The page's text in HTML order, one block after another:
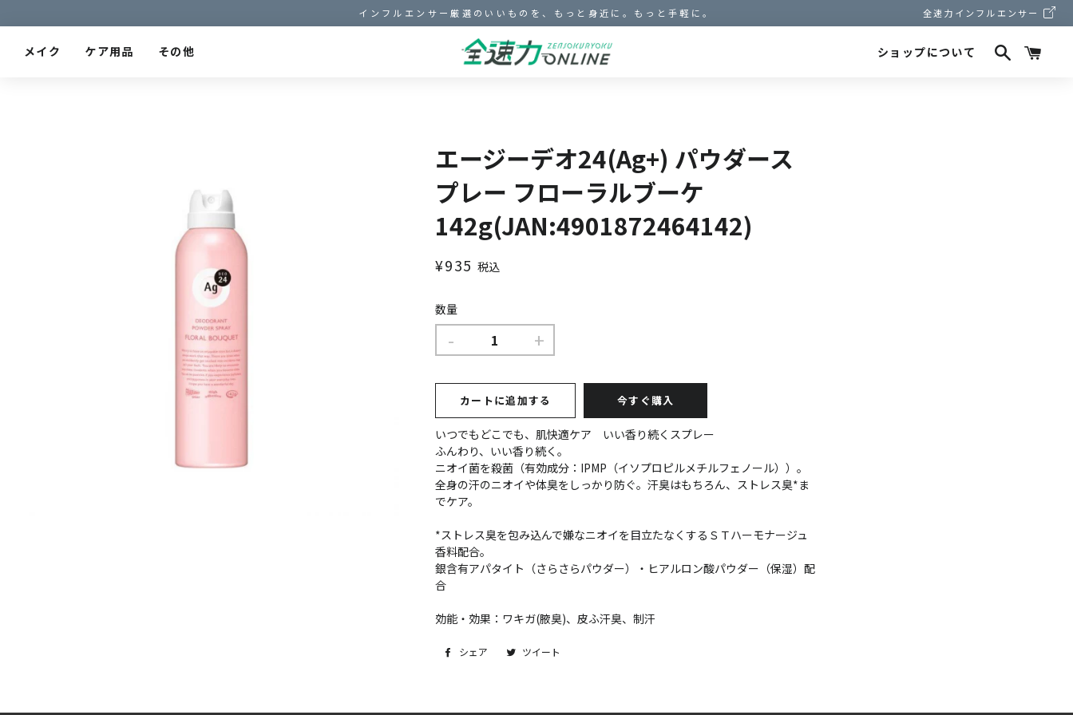
インフルエンサー厳選のいいものを、もっと身近に。もっと手軽に。 全速力インフルエンサー
メイク ケア用品 その他 ショップについて 検索
エージーデオ24(Ag+) パウダース
プレー フローラルブーケ
142g(JAN:4901872464142)
通
格
販
格
¥935 税込
数量
- +
カートに追加する 今すぐ購入
いつでもどこでも、肌快適ケア いい香り続くスプレー
ふんわり、いい香り続く。
ニオイ菌を殺菌（有効成分：IPMP（イソプロピルメチルフェノール））。
全身の汗のニオイや体臭をしっかり防ぐ。汗臭はもちろん、ストレス臭*ま
でケア。
*ストレス臭を包み込んで嫌なニオイを目立たなくするＳＴハーモナージュ
香料配合。
銀含有アパタイト（さらさらパウダー）・ヒアルロン酸パウダー（保湿）配
合
効能・効果：ワキガ(腋臭)、皮ふ汗臭、制汗
シェア
Facebookツイート